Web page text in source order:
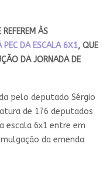
ÀS
PEC DA ESCALA 6X1, QUE
DA JORNADA DE
pelo deputado Sérgio
de 176 deputados
escala 6x1 entre em
da emenda